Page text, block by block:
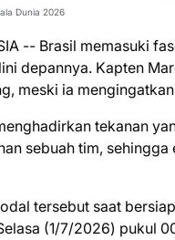
Dunia 2026
-- Brasil memasuki
depannya. Kapten
meski ia
tekanan
sebuah tim,
tersebut saat
(1/7/2026) pukul